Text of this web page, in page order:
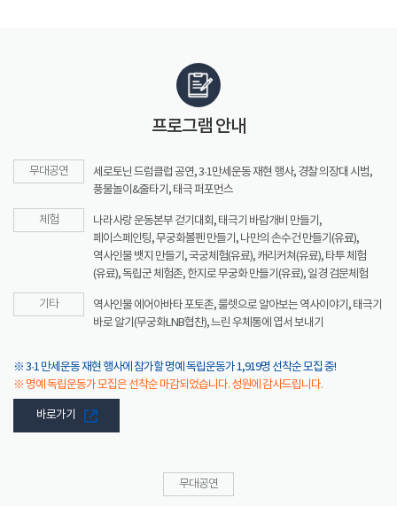
프로그램 안내
무대공연
세로토닌 드럼클럽 공연, 3·1만세운동 재현 행사, 경찰 의장대 시범,
풍물놀이&줄타기, 태극 퍼포먼스
체험
나라사랑 운동본부 걷기대회, 태극기 바람개비 만들기,
페이스페인팅, 무궁화볼펜 만들기, 나만의 손수건 만들기(유료),
역사인물 뱃지 만들기, 국궁체험(유료), 캐리커쳐(유료), 타투 체험
(유료), 독립군 체험존, 한지로 무궁화 만들기(유료), 일경 검문체험
기타
역사인물 에어아바타 포토존, 룰렛으로 알아보는 역사이야기, 태극기
바로 알기(무궁화LNB협찬), 느린 우체통에 엽서 보내기
※ 3·1 만세운동 재현 행사에 참가할 명예 독립운동가 1,919명 선착순 모집 중!
※ 명예 독립운동가 모집은 선착순 마감되었습니다. 성원에 감사드립니다.
바로가기
무대공연